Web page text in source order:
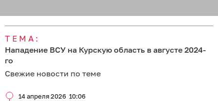
ТЕМА:
Нападение ВСУ на Курскую область в августе 2024-
го
Свежие новости по теме
14 апреля 2026 10:06